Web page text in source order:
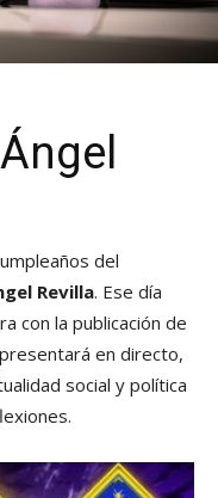
del
Revilla. Ese día
con la publicación de
en directo,
social y política